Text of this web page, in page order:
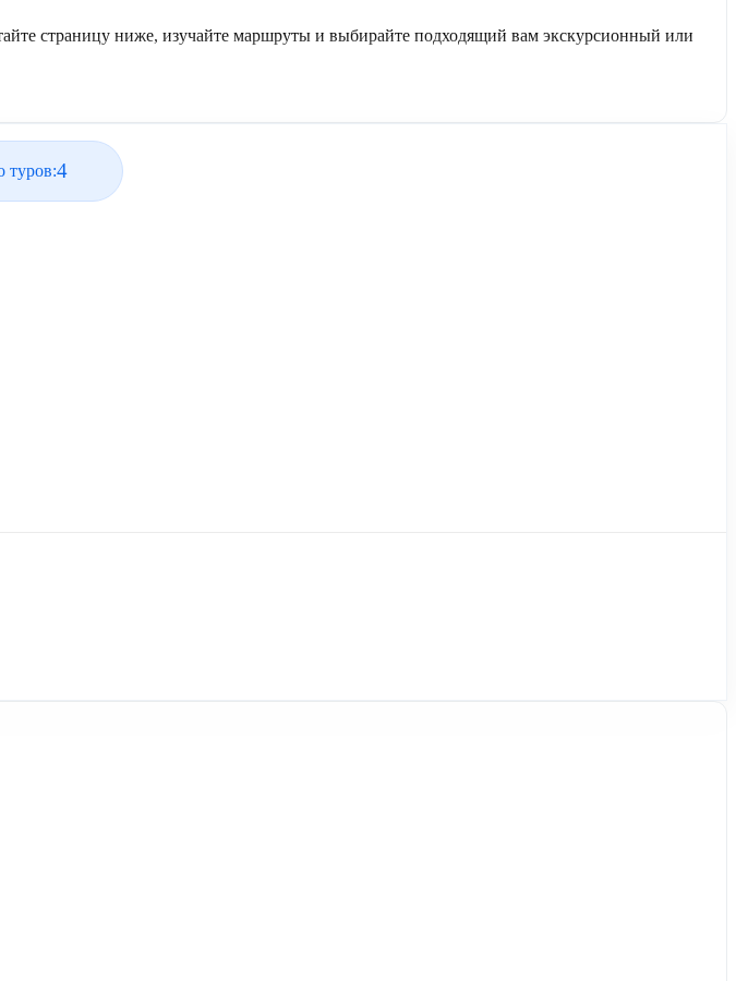
страницу ниже, изучайте маршруты и выбирайте подходящий вам экскурсионный или
туров:4